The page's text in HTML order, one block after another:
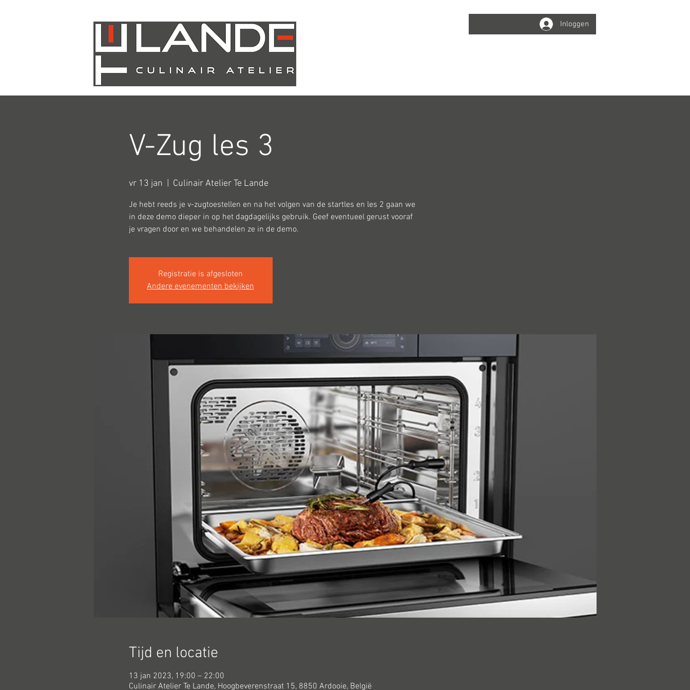
Inloggen
V-Zug les 3
vr 13 jan Culinair Atelier Te Lande
Je hebt reeds je v-zugtoestellen en na het volgen van de startles en les 2 gaan we
in deze demo dieper in op het dagdagelijks gebruik. Geef eventueel gerust vooraf
je vragen door en we behandelen ze in de demo.
Registratie is afgesloten
Andere evenementen bekijken
Tijd en locatie
13 jan 2023, 19:00 – 22:00
Culinair Atelier Te Lande, Hoogbeverenstraat 15, 8850 Ardooie, België